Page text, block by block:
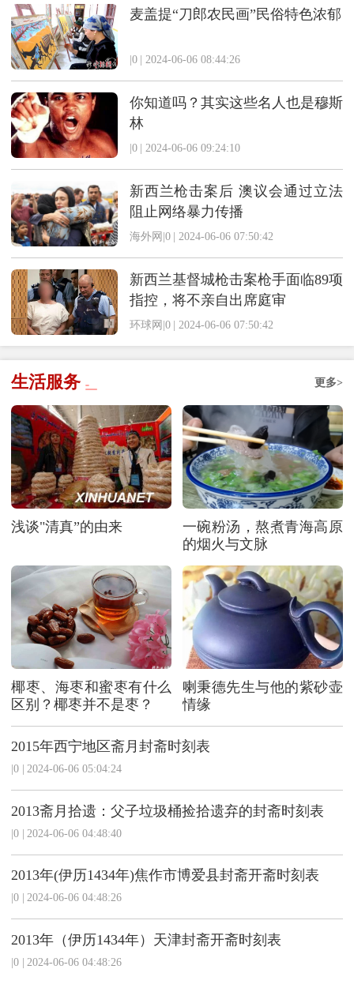
麦盖提“刀郎农民画”民俗特色浓郁
|0 | 2024-06-06 08:44:26
你知道吗？其实这些名人也是穆斯
林
|0 | 2024-06-06 09:24:10
新西兰枪击案后 澳议会通过立法
阻止网络暴力传播
海外网|0 | 2024-06-06 07:50:42
新西兰基督城枪击案枪手面临89项
指控，将不亲自出席庭审
环球网|0 | 2024-06-06 07:50:42
更多>
生活服务
浅谈"清真”的由来
一碗粉汤，熬煮青海高原
的烟火与文脉
椰枣、海枣和蜜枣有什么
区别？椰枣并不是枣？
喇秉德先生与他的紫砂壶
情缘
2015年西宁地区斋月封斋时刻表
|0 | 2024-06-06 05:04:24
2013斋月拾遗：父子垃圾桶捡拾遗弃的封斋时刻表
|0 | 2024-06-06 04:48:40
2013年(伊历1434年)焦作市博爱县封斋开斋时刻表
|0 | 2024-06-06 04:48:26
2013年（伊历1434年）天津封斋开斋时刻表
|0 | 2024-06-06 04:48:26